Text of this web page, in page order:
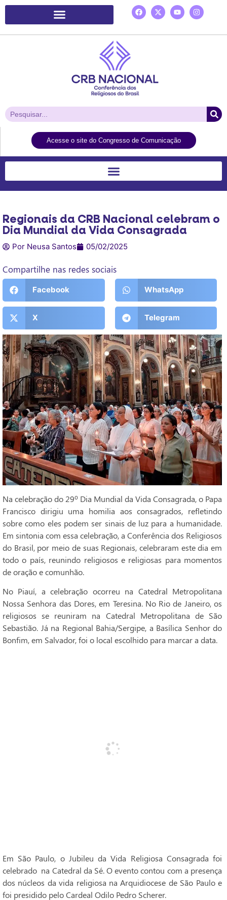
Acesse o site do Congresso de Comunicação
Regionais da CRB Nacional celebram o
Dia Mundial da Vida Consagrada
Por Neusa Santos 05/02/2025
Compartilhe nas redes sociais
Facebook WhatsApp
X Telegram
Na celebração do 29º Dia Mundial da Vida Consagrada, o Papa
Francisco dirigiu uma homilia aos consagrados, refletindo
sobre como eles podem ser sinais de luz para a humanidade.
Em sintonia com essa celebração, a Conferência dos Religiosos
do Brasil, por meio de suas Regionais, celebraram este dia em
todo o país, reunindo religiosos e religiosas para momentos
de oração e comunhão.
No Piauí, a celebração ocorreu na Catedral Metropolitana
Nossa Senhora das Dores, em Teresina. No Rio de Janeiro, os
religiosos se reuniram na Catedral Metropolitana de São
Sebastião. Já na Regional Bahia/Sergipe, a Basílica Senhor do
Bonfim, em Salvador, foi o local escolhido para marcar a data.
Em São Paulo, o Jubileu da Vida Religiosa Consagrada foi
celebrado na Catedral da Sé. O evento contou com a presença
dos núcleos da vida religiosa na Arquidiocese de São Paulo e
foi presidido pelo Cardeal Odilo Pedro Scherer.